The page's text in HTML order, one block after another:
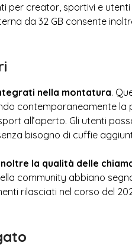
per creator, sportivi e
da 32 GB consente
nella montatura.
contemporaneamente la
all’aperto. Gli utenti
bisogno di cuffie
la qualità delle
community abbiano
rilasciati nel corso del